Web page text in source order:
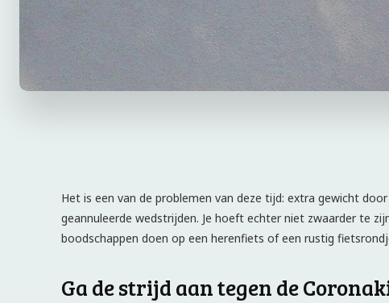
Het is een van de problemen van deze tijd: extra gewicht
geannuleerde wedstrijden. Je hoeft echter niet zwaarder te
boodschappen doen op een herenfiets of een rustig
Ga de strijd aan tegen de